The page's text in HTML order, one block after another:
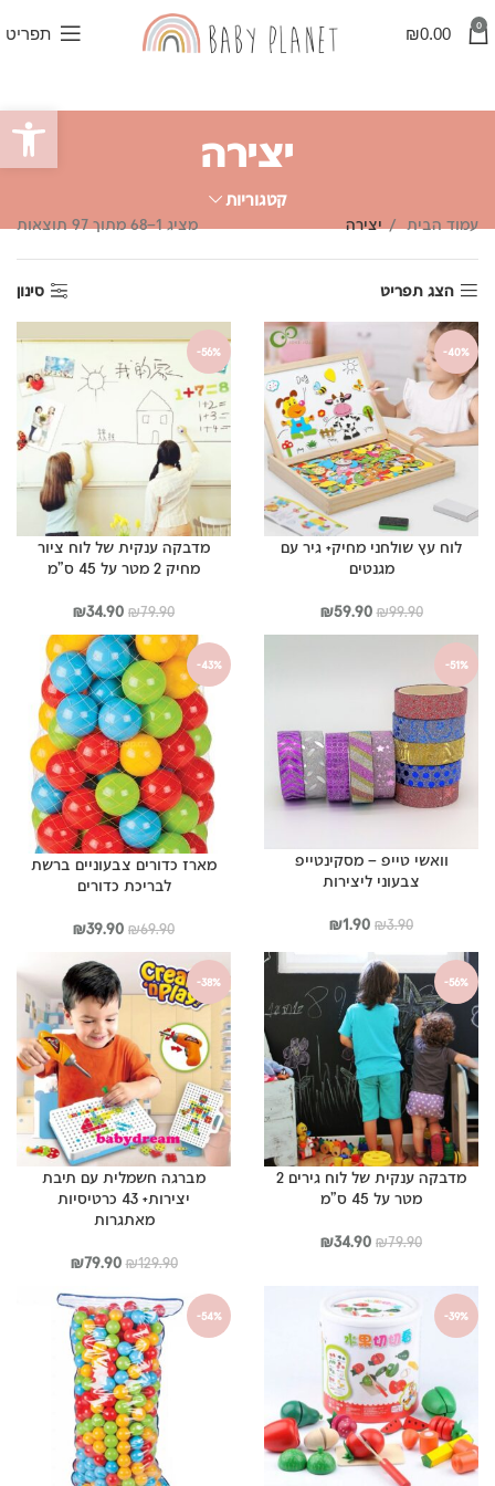
0
₪0.00 תפריט
יצירה
קטגוריות
עמוד הבית יצירה מציג 1–68 מתוך 97 תוצאות
הצג תפריט
סינון
-40%
לוח עץ שולחני מחיק+ גיר עם
מגנטים
₪99.90
המחיר
המקורי
₪59.90
המחיר
הנוכחי
-56%
מדבקה ענקית של לוח ציור
מחיק 2 מטר על 45 ס”מ
₪79.90
המחיר
המקורי
היה:
₪79.90.
₪34.90
המחיר
הנוכחי
הוא:
₪34.90.
-51%
וואשי טייפ – מסקינטייפ
צבעוני ליצירות
₪3.90
המחיר
היה:
₪3.90.
₪1.90
המחיר
הוא:
₪1.90.
-43%
מארז כדורים צבעוניים ברשת
לבריכת כדורים
₪69.90
המחיר
היה:
₪69.90.
₪39.90
המחיר
הוא:
₪39.90.
-56%
מדבקה ענקית של לוח גירים 2
מטר על 45 ס”מ
₪79.90
המחיר
₪79.90.
₪34.90
המחיר
-38%
מברגה חשמלית עם תיבת
יצירות+ 43 כרטיסיות
מאתגרות
₪129.90
המחיר
היה:
₪129.90.
₪79.90
המחיר
הוא:
₪79.90.
-39%
-54%
פתח